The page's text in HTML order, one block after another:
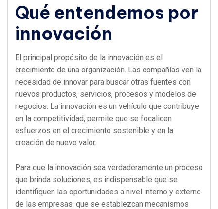
Qué entendemos por
innovación
El principal propósito de la innovación es el
crecimiento de una organización. Las compañías ven la
necesidad de innovar para buscar otras fuentes con
nuevos productos, servicios, procesos y modelos de
negocios. La innovación es un vehículo que contribuye
en la competitividad, permite que se focalicen
esfuerzos en el crecimiento sostenible y en la
creación de nuevo valor.
Para que la innovación sea verdaderamente un proceso
que brinda soluciones, es indispensable que se
identifiquen las oportunidades a nivel interno y externo
de las empresas, que se establezcan mecanismos